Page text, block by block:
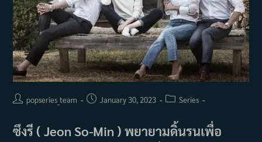
Postpopseries_team
PostJanuary 30, 2023
PostSeries
ซึงรี ( Jeon So-Min ) พยายามดิ้นรนเพื่อ